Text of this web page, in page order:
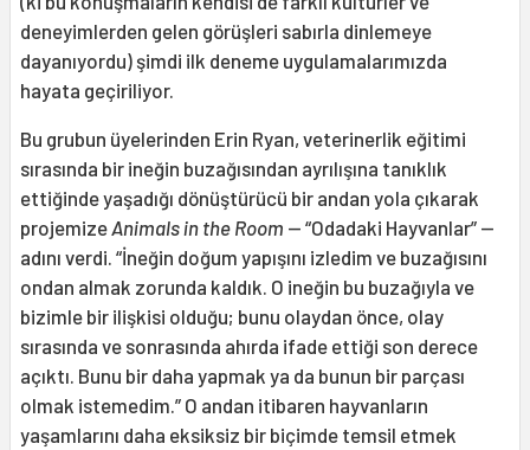
deneyimlerden gelen görüşleri sabırla dinlemeye
dayanıyordu) şimdi ilk deneme uygulamalarımızda
hayata geçiriliyor.
Bu grubun üyelerinden Erin Ryan, veterinerlik eğitimi
sırasında bir ineğin buzağısından ayrılışına tanıklık
ettiğinde yaşadığı dönüştürücü bir andan yola çıkarak
projemize Animals in the Room — “Odadaki Hayvanlar” —
adını verdi. “İneğin doğum yapışını izledim ve buzağısını
ondan almak zorunda kaldık. O ineğin bu buzağıyla ve
bizimle bir ilişkisi olduğu; bunu olaydan önce, olay
sırasında ve sonrasında ahırda ifade ettiği son derece
açıktı. Bunu bir daha yapmak ya da bunun bir parçası
olmak istemedim.” O andan itibaren hayvanların
yaşamlarını daha eksiksiz bir biçimde temsil etmek